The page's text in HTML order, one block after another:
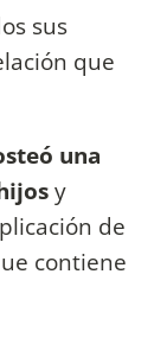
sus
que
una
y
de
contiene